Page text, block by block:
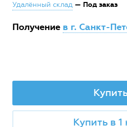
Удалённый склад — Под заказ
Получение в г. Санкт-
Купить в 1